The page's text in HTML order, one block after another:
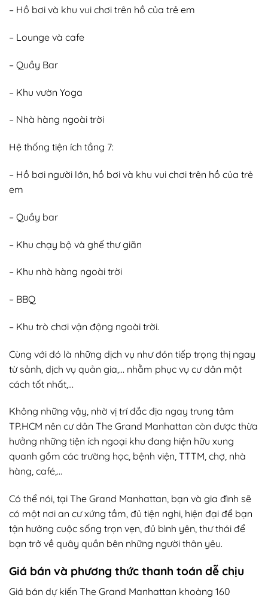
– Hồ bơi và khu vui chơi trên hồ của trẻ em
– Lounge và cafe
– Quầy Bar
– Khu vườn Yoga
– Nhà hàng ngoài trời
Hệ thống tiện ích tầng 7:
– Hồ bơi người lớn, hồ bơi và khu vui chơi trên hồ của trẻ
em
– Quầy bar
– Khu chạy bộ và ghế thư giãn
– Khu nhà hàng ngoài trời
– BBQ
– Khu trò chơi vận động ngoài trời.
Cùng với đó là những dịch vụ như đón tiếp trọng thị ngay
từ sảnh, dịch vụ quản gia,… nhằm phục vụ cư dân một
cách tốt nhất,…
Không những vậy, nhờ vị trí đắc địa ngay trung tâm
TP.HCM nên cư dân The Grand Manhattan còn được thừa
hưởng những tiện ích ngoại khu đang hiện hữu xung
quanh gồm các trường học, bệnh viện, TTTM, chợ, nhà
hàng, café,…
Có thể nói, tại The Grand Manhattan, bạn và gia đình sẽ
có một nơi an cư xứng tầm, đủ tiện nghi, hiện đại để bạn
tận hưởng cuộc sống trọn vẹn, đủ bình yên, thư thái để
bạn trở về quây quần bên những người thân yêu.
Giá bán và phương thức thanh toán dễ chịu
Giá bán dự kiến The Grand Manhattan khoảng 160